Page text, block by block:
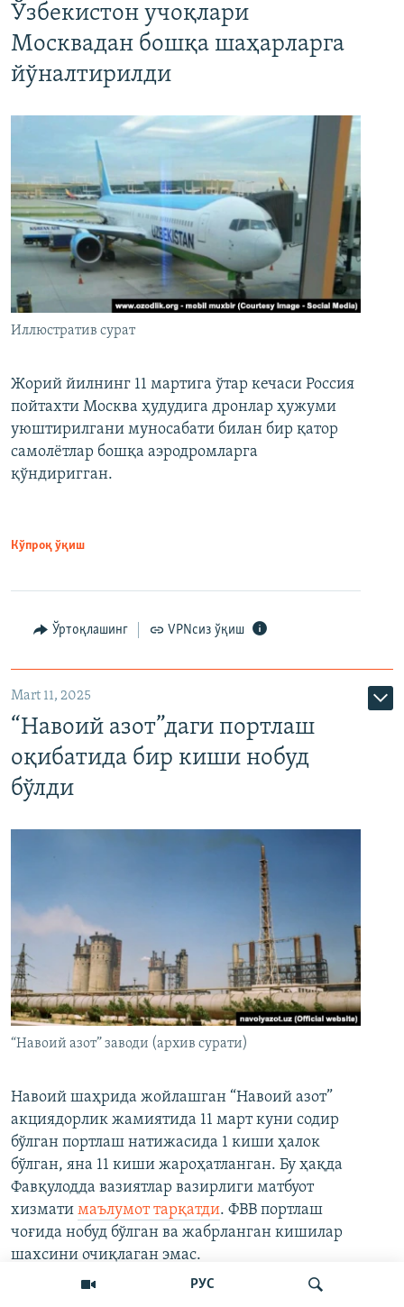
РУС
Ўзбекистон учоқлари
Москвадан бошқа шаҳарларга
йўналтирилди
Иллюстратив сурат
Жорий йилнинг 11 мартига ўтар кечаси Россия
пойтахти Москва ҳудудига дронлар ҳужуми
уюштирилгани муносабати билан бир қатор
самолётлар бошқа аэродромларга
қўндиригган.
Кўпроқ ўқиш
Ўртоқлашинг VPNсиз ўқиш
Mart 11, 2025
“Навоий азот”даги портлаш
оқибатида бир киши нобуд
бўлди
“Навоий азот” заводи (архив сурати)
Навоий шаҳрида жойлашган “Навоий азот”
акциядорлик жамиятида 11 март куни содир
бўлган портлаш натижасида 1 киши ҳалок
бўлган, яна 11 киши жароҳатланган. Бу ҳақда
Фавқулодда вазиятлар вазирлиги матбуот
хизмати маълумот тарқатди. ФВВ портлаш
чоғида нобуд бўлган ва жабрланган кишилар
шахсини очиқлаган эмас.